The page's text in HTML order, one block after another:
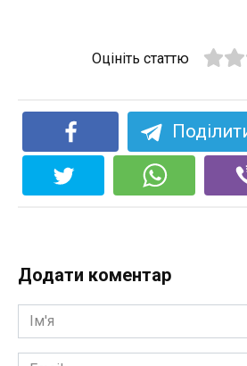
Оцініть статтю
Додати коментар
Ім'я
*
Email